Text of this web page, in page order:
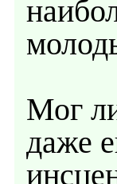
Мог
даже